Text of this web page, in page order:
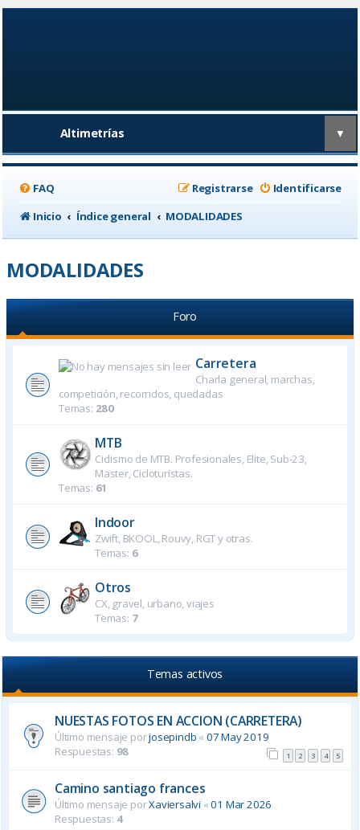
Altimetrías ▼
FAQ Identificarse
Registrarse
Inicio
Índice general MODALIDADES
MODALIDADES
Foro
Carretera
Charla general, marchas,
competición, recorridos, quedadas
Temas: 280
MTB
Ciclismo de MTB. Profesionales, Elite, Sub-23,
Master, Cicloturistas.
Temas: 61
Indoor
Zwift, BKOOL, Rouvy, RGT y otras.
Temas: 6
Otros
CX, gravel, urbano, viajes
Temas: 7
Temas activos
NUESTAS FOTOS EN ACCION (CARRETERA)
Último mensaje porjosepindb « 07 May 2019
Respuestas: 98 1 2 3 4 5
Camino santiago frances
Último mensaje porXaviersalvi «01 Mar 2026
Respuestas: 4